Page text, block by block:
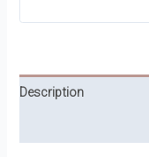
BY
DEER
Description